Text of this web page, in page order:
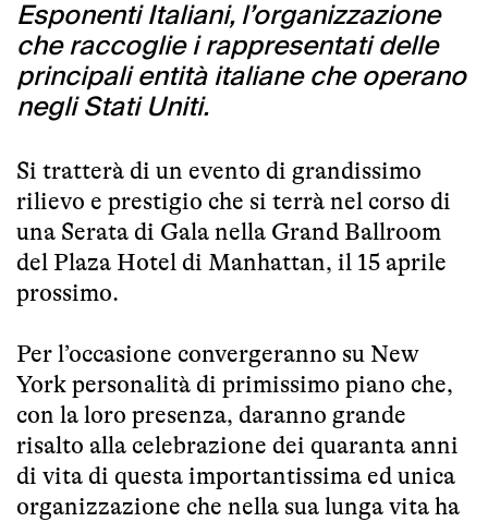
Esponenti Italiani, l’organizzazione
che raccoglie i rappresentati delle
principali entità italiane che operano
negli Stati Uniti.
Si tratterà di un evento di grandissimo
rilievo e prestigio che si terrà nel corso di
una Serata di Gala nella Grand Ballroom
del Plaza Hotel di Manhattan, il 15 aprile
prossimo.
Per l’occasione convergeranno su New
York personalità di primissimo piano che,
con la loro presenza, daranno grande
risalto alla celebrazione dei quaranta anni
di vita di questa importantissima ed unica
organizzazione che nella sua lunga vita ha